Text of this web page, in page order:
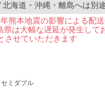
海道・沖縄・離島へは別
熊本地震の影響による配
は大幅な遅延が発生して
させていただきます
セミダブル